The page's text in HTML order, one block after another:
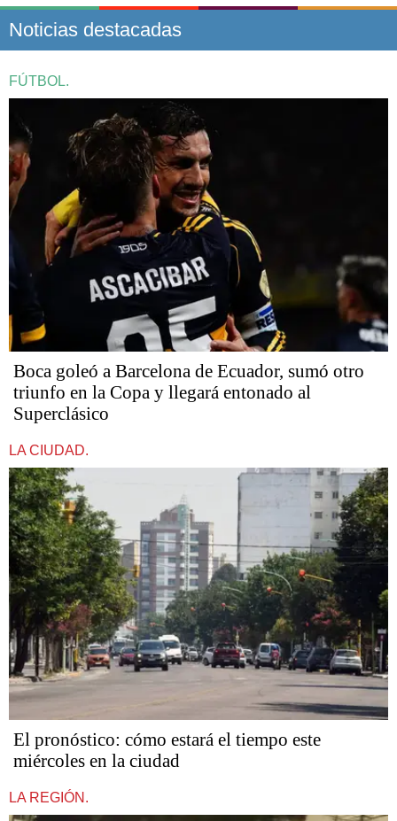
Noticias destacadas
FÚTBOL.
Boca goleó a Barcelona de Ecuador, sumó otro
triunfo en la Copa y llegará entonado al
Superclásico
LA CIUDAD.
El pronóstico: cómo estará el tiempo este
miércoles en la ciudad
LA REGIÓN.